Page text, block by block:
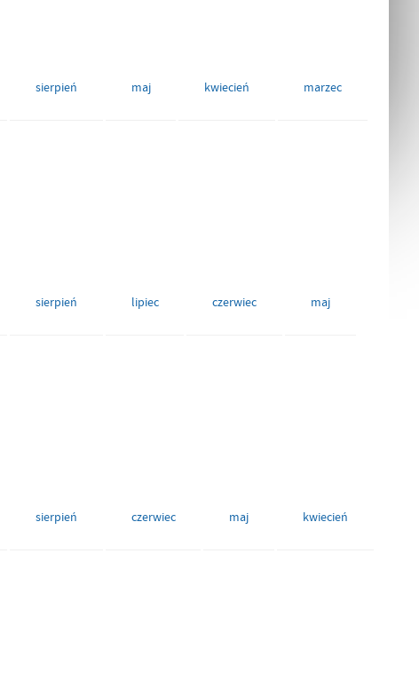
sierpień maj kwiecień marzec
sierpień lipiec czerwiec maj
sierpień czerwiec maj kwiecień